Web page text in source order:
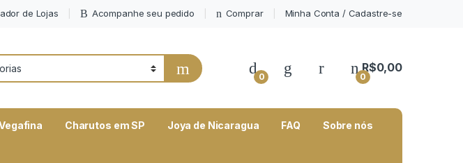
de Lojas Acompanhe seu pedido Comprar Minha Conta / Cadastre-se
0
My Account
0
R$0,00
Charutos em SP Joya de Nicaragua FAQ Sobre nós